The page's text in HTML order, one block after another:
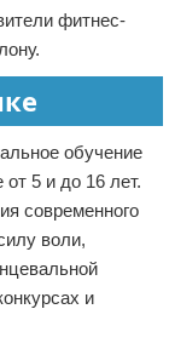
фитнес-
обучение
5 и до 16 лет.
современного
воли,
и